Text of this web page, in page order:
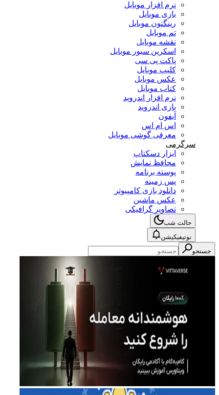
نرم افزار موبایل
بازی موبایل
رینگتون موبایل
تم موبایل
نقشه موبایل
اسکرین سیور موبایل
پاکت پی سی
کلیپ موبایل
عکس موبایل
کتاب موبایل
نرم افزار اندروید
بازی اندروید
آیفون
اس ام اس
معرفی گوشی موبایل
سرگرمی
ابزار دسکتاپ
محافظ نمایش
پوسته برنامه
پس زمینه
دانلود بازی کامپیوتر
عکس ماشین
تصاویر گرافیکی
حالت شب
نوتیفیکیشن
جستجو